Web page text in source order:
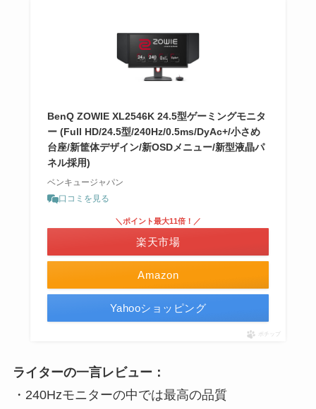
BenQ ZOWIE XL2546K 24.5型ゲーミングモニタ
ー (Full HD/24.5型/240Hz/0.5ms/DyAc+/小さめ
台座/新筐体デザイン/新OSDメニュー/新型液晶パ
ネル採用)
ベンキュージャパン
口コミを見る
Amazon
＼ポイント最大11倍！／
楽天市場
Yahooショッピング
ポチップ
ライターの一言レビュー：
・240Hzモニターの中では最高の品質